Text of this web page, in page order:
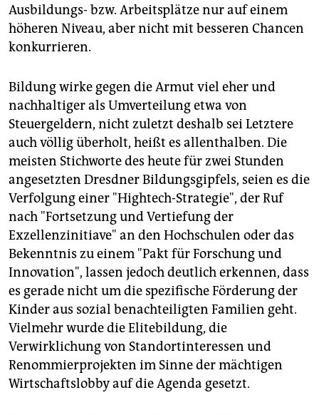
Ausbildungs- bzw. Arbeitsplätze nur auf einem
höheren Niveau, aber nicht mit besseren Chancen
konkurrieren.
Bildung wirke gegen die Armut viel eher und
nachhaltiger als Umverteilung etwa von
Steuergeldern, nicht zuletzt deshalb sei Letztere
auch völlig überholt, heißt es allenthalben. Die
meisten Stichworte des heute für zwei Stunden
angesetzten Dresdner Bildungsgipfels, seien es die
Verfolgung einer "Hightech-Strategie", der Ruf
nach "Fortsetzung und Vertiefung der
Exzellenzinitiave" an den Hochschulen oder das
Bekenntnis zu einem "Pakt für Forschung und
Innovation", lassen jedoch deutlich erkennen, dass
es gerade nicht um die spezifische Förderung der
Kinder aus sozial benachteiligten Familien geht.
Vielmehr wurde die Elitebildung, die
Verwirklichung von Standortinteressen und
Renommierprojekten im Sinne der mächtigen
Wirtschaftslobby auf die Agenda gesetzt.